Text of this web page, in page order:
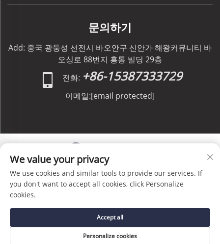
문의하기
Add: 중국 광둥성 선전시 바오안구 신안가 해왕커뮤니티 바
오싱로 88번지 흥통 빌딩 29층
전화: +86-15387333729
이메일:[email protected]
저작권 © C&C GLOBAL Logistics Co., Limited 판권 소
개인정보 처리방침
We value your privacy
We use cookies and similar tools to provide our services. If
you don't want to accept all cookies, click Personalize
cookies.
Personalize cookies
Accept all